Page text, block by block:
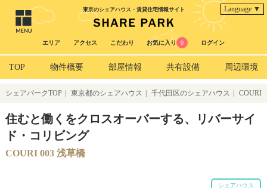
東京のシェアハウス・賃貸住宅情報サイト Language ▼
エリア アクセス こだわり お気に入り 0 ログイン
TOP 物件概要 部屋情報 共有設備 周辺環境
シェアパークTOP 東京都のシェアハウス 千代田区のシェアハウス COURI
003 浅草橋
住むと働くをクロスオーバーする、リバーサイ
ド・コリビング
COURI 003 浅草橋
シェアハウス